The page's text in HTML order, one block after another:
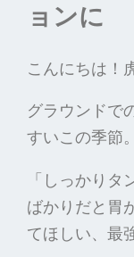
ョンに
こんにちは！
グラウンドで
すいこの季節。
「しっかり
ばかりだと胃
てほしい、最